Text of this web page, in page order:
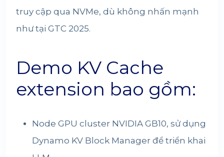
truy cập qua NVMe, dù không nhấn mạnh
như tại GTC 2025.
Demo KV Cache
extension bao gồm:
Node GPU cluster NVIDIA GB10, sử dụng
Dynamo KV Block Manager để triển khai